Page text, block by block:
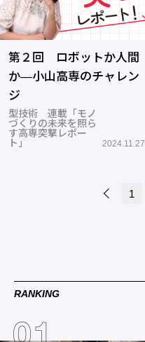
第２回 ロボットか人間
か―小山高専のチャレン
ジ
型技術 連載「モノ
づくりの未来を照ら
す高専突撃レポー
ト」
2024.11.27
1
RANKING